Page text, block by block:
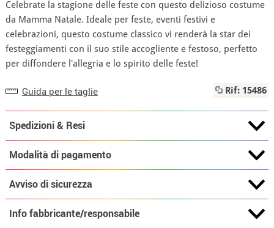
Celebrate la stagione delle feste con questo delizioso costume
da Mamma Natale. Ideale per feste, eventi festivi e
celebrazioni, questo costume classico vi renderà la star dei
festeggiamenti con il suo stile accogliente e festoso, perfetto
per diffondere l'allegria e lo spirito delle feste!
Guida per le taglie Rif: 15486
Spedizioni & Resi
Modalità di pagamento
Avviso di sicurezza
Info fabbricante/responsabile